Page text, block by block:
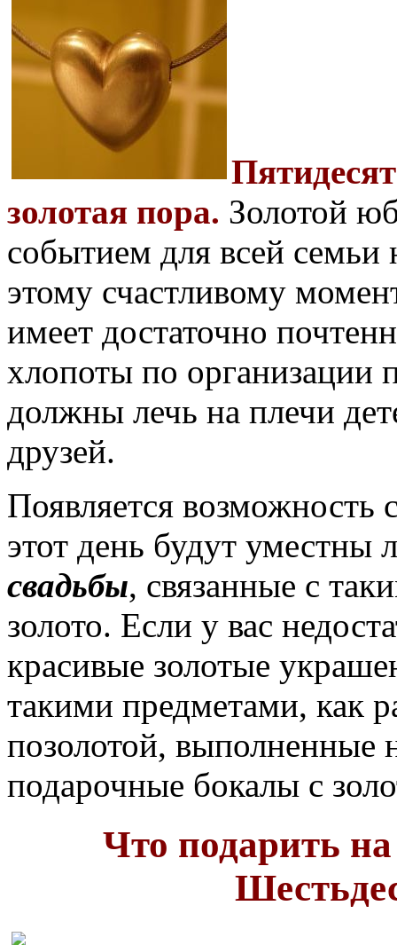
золотая пора. Золотой
событием для всей
этому счастливому
имеет достаточно
хлопоты по организации
должны лечь на плечи
друзей.
Появляется возможность
этот день будут
свадьбы, связанные с
золото. Если у вас
красивые золотые
такими предметами, как
позолотой, выполненные
подарочные бокалы с
Что подарить